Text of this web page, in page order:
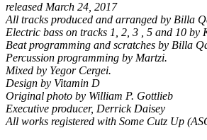
released March 24, 2017
All tracks produced and arranged by Billa
Electric bass on tracks 1, 2, 3 , 5 and 10 by
Beat programming and scratches by Billa
Percussion programming by Martzi.
Mixed by Yegor Cergei.
Design by Vitamin D
Original photo by William P. Gottlieb
Executive producer, Derrick Daisey
All works registered with Some Cutz Up